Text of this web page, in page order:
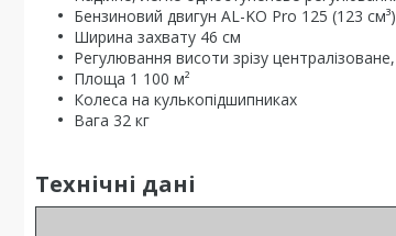
Бензиновий двигун AL-KO Pro 125 (123
Ширина захвату 46 см
Регулювання висоти зрізу
Площа 1 100 м²
Колеса на кулькопідшипниках
Вага 32 кг
Технічні дані